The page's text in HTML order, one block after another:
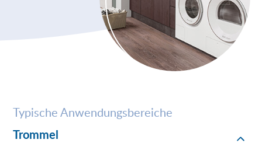
Typische Anwendungsbereiche
Trommel